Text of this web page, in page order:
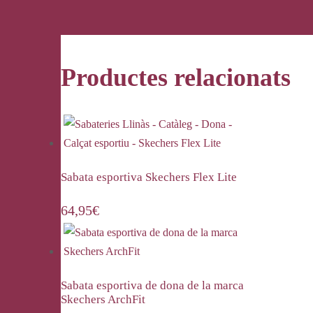
Productes relacionats
Sabata esportiva Skechers Flex Lite
64,95€
Sabata esportiva de dona de la marca
Skechers ArchFit